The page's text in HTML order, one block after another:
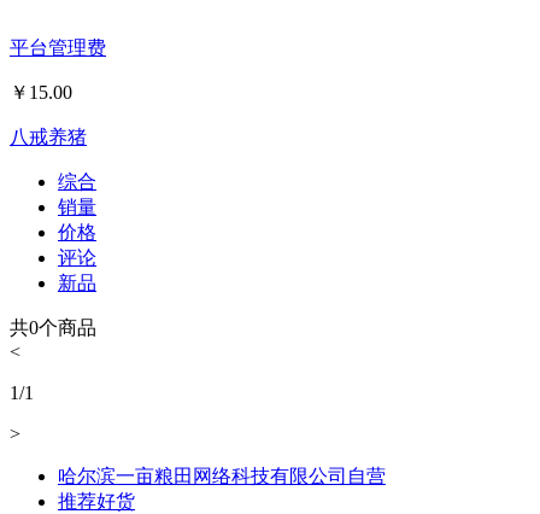
平台管理费
￥ 15.00
八戒养猪
综合
销量
价格
评论
新品
共0个商品
<
1/1
>
哈尔滨一亩粮田网络科技有限公司自营
推荐好货